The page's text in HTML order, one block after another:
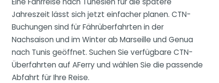
Jahreszeit lässt sich jetzt einfacher planen. CTN-
Buchungen sind für Fährüberfahrten in der
Nachsaison und im Winter ab Marseille und Genua
nach Tunis geöffnet. Suchen Sie verfügbare CTN-
Überfahrten auf AFerry und wählen Sie die passende
Abfahrt für Ihre Reise.